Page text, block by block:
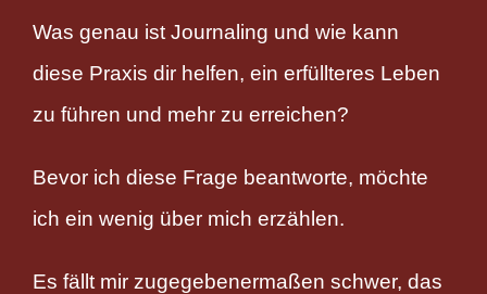
Was genau ist Journaling und wie kann
diese Praxis dir helfen, ein erfüllteres Leben
zu führen und mehr zu erreichen?
Bevor ich diese Frage beantworte, möchte
ich ein wenig über mich erzählen.
Es fällt mir zugegebenermaßen schwer, das